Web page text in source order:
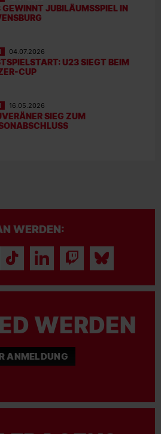
GEWINNT JUBILÄUMSSPIEL IN
04.07.2026
U23 SIEGT BEIM
CUP
16.05.2026
SIEG ZUM
WERDEN:
WERDEN
ANMELDUNG